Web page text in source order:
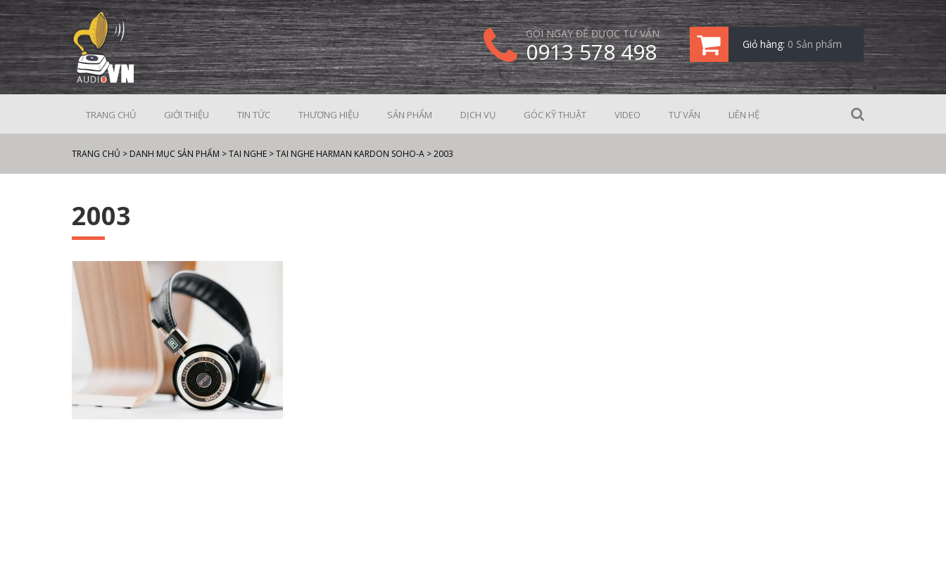
GỌI NGAY ĐỂ ĐƯỢC TƯ VẤN
0913 578 498 Giỏ hàng: 0 Sản phẩm
TRANG CHỦ GIỚI THIỆU TIN TỨC THƯƠNG HIỆU SẢN PHẨM DỊCH VỤ GÓC KỸ THUẬT VIDEO TƯ VẤN LIÊN HỆ
TRANG CHỦ > DANH MỤC SẢN PHẨM >TAI NGHE >TAI NGHE HARMAN KARDON SOHO-A >2003
2003